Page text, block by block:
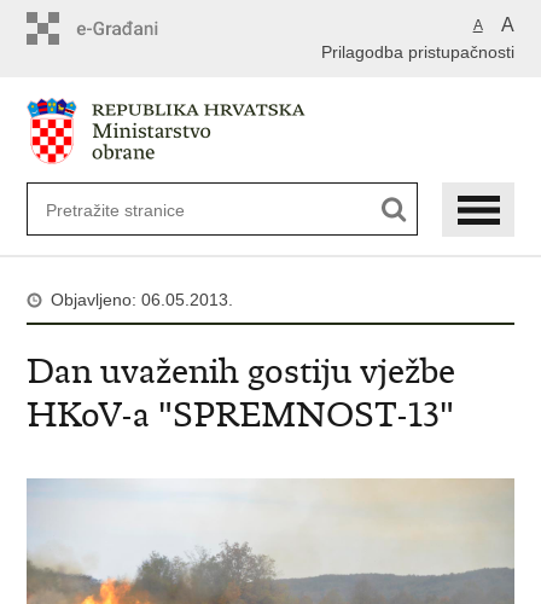
A A
Prilagodba pristupačnosti
Objavljeno: 06.05.2013.
Dan uvaženih gostiju vježbe
HKoV-a "SPREMNOST-13"